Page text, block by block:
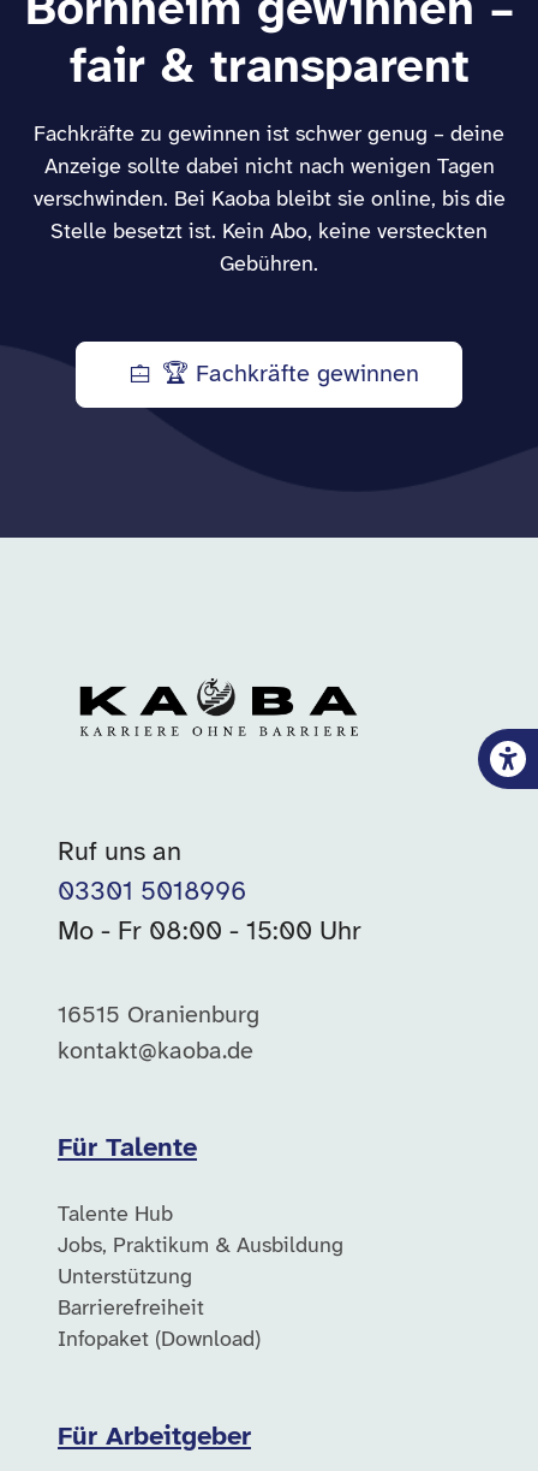
Bornheim gewinnen –
fair & transparent
Fachkräfte zu gewinnen ist schwer genug – deine
Anzeige sollte dabei nicht nach wenigen Tagen
verschwinden. Bei Kaoba bleibt sie online, bis die
Stelle besetzt ist. Kein Abo, keine versteckten
Gebühren.
🏆 Fachkräfte gewinnen
Ruf uns an
03301 5018996
Mo - Fr 08:00 - 15:00 Uhr
16515 Oranienburg
kontakt@kaoba.de
Für Talente
Talente Hub
Jobs, Praktikum & Ausbildung
Unterstützung
Barrierefreiheit
Infopaket (Download)
Für Arbeitgeber